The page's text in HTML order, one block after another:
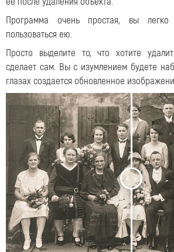
Программа очень простая, вы легко
пользоваться ею.
Просто выделите то, что хотите
сделает сам. Вы с изумлением будете
глазах создается обновленное
< >